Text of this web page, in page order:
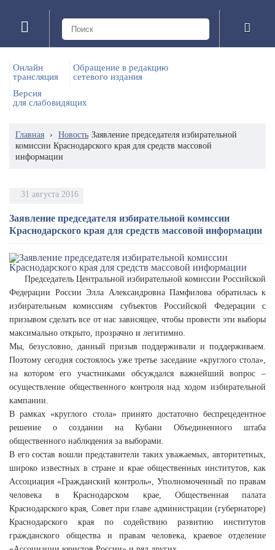
Онлайн
трансляция
Обращение в редакцию
сетевого издания
Версия
для слабовидящих
Главная › Новость Заявление председателя избирательной
комиссии Краснодарского края для средств массовой
информации
31 августа 2016
Заявление председателя избирательной комиссии
Краснодарского края для средств массовой информации
Председатель Центральной избирательной комиссии Российской
Федерации России Элла Александровна Памфилова обратилась к
избирательным комиссиям субъектов Российской Федерации с
призывом сделать все от нас зависящее, чтобы провести эти выборы
максимально открыто, прозрачно и легитимно.
Мы, безусловно, данный призыв поддерживали и поддерживаем.
Поэтому сегодня состоялось уже третье заседание «круглого стола»,
на котором его участниками обсуждался важнейший вопрос –
осуществление общественного контроля над ходом избирательной
кампании.
В рамках «круглого стола» принято достаточно беспрецедентное
решение о создании на Кубани Объединенного штаба
общественного наблюдения за выборами.
В его состав вошли представители таких уважаемых, авторитетных,
широко известных в стране и крае общественных институтов, как
Ассоциация «Гражданский контроль», Уполномоченный по правам
человека в Краснодарском крае, Общественная палата
Краснодарского края, Совет при главе администрации (губернаторе)
Краснодарского края по содействию развитию институтов
гражданского общества и правам человека, краевое отделение